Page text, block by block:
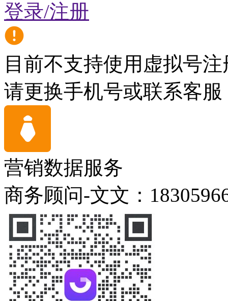
登录/注册
目前不支持使用虚拟号注
请更换手机号或联系客服
营销数据服务
商务顾问-文文：